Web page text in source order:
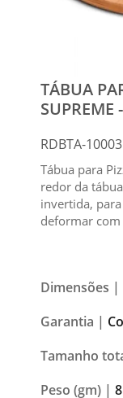
TÁBUA
SUPREME
RDBTA-10003
Tábua para
redor da
invertida,
deformar
Dimensões |
Garantia |
Tamanho
Peso (gm) |